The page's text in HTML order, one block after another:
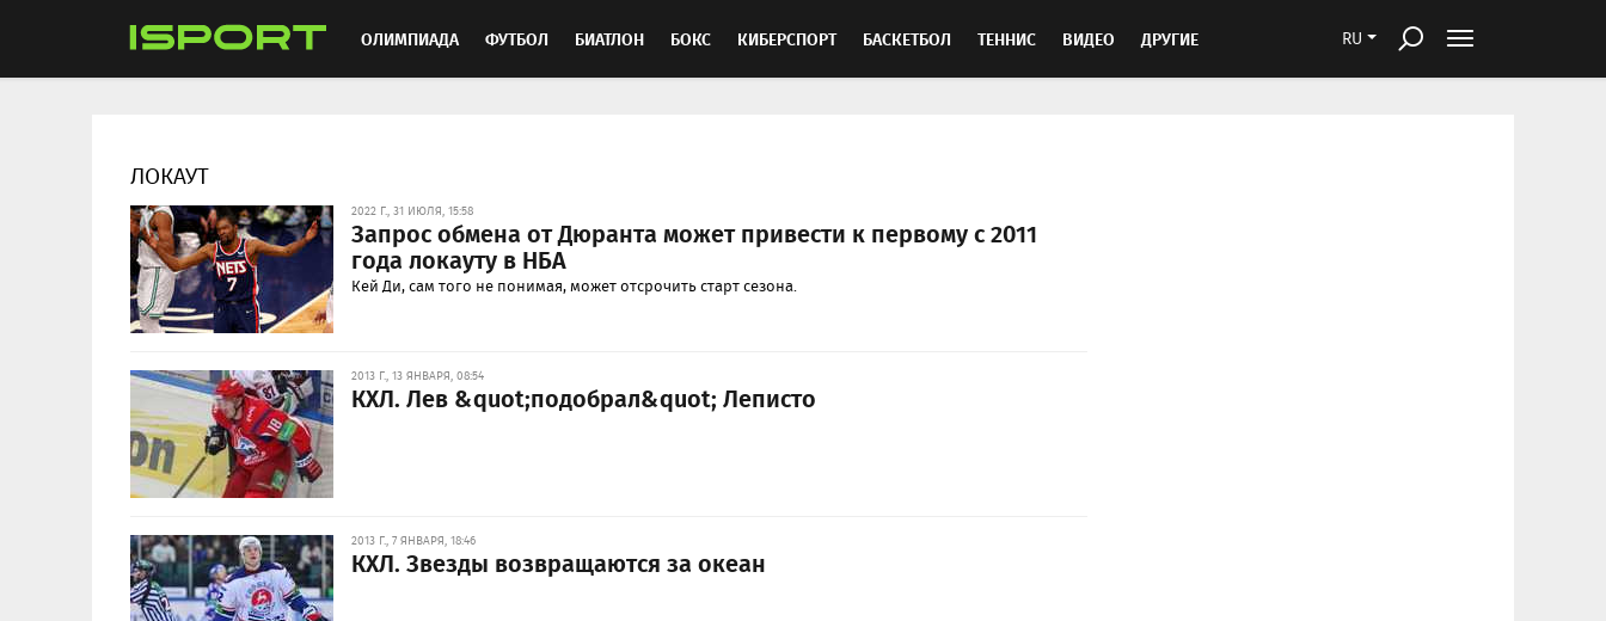
RU
ОЛИМПИАДА ФУТБОЛ БИАТЛОН БОКС КИБЕРСПОРТ БАСКЕТБОЛ ТЕННИС ВИДЕО ДРУГИЕ
ЛОКАУТ
2022 Г., 31 ИЮЛЯ, 15:58
Запрос обмена от Дюранта может привести к первому с 2011
года локауту в НБА
Кей Ди, сам того не понимая, может отсрочить старт сезона.
2013 Г., 13 ЯНВАРЯ, 08:54
КХЛ. Лев &quot;подобрал&quot; Леписто
2013 Г., 7 ЯНВАРЯ, 18:46
КХЛ. Звезды возвращаются за океан